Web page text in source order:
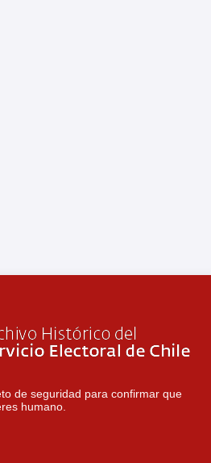
de seguridad para confirmar que
humano.